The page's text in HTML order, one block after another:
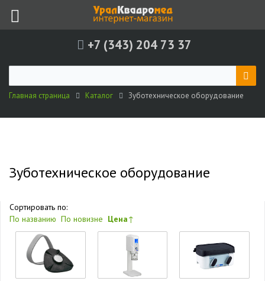
+7 (343) 204 73 37
Главная страница Каталог Зуботехническое оборудование
Зуботехническое оборудование
Сортировать по:
По названию По новизне Цена↑